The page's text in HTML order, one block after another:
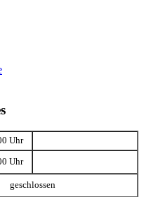
Uhr
Uhr
geschlossen